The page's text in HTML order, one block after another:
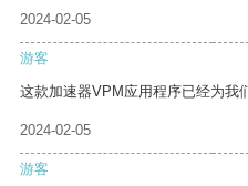
2024-02-05
游客
这款加速器VPM应用程序已经为我
2024-02-05
游客